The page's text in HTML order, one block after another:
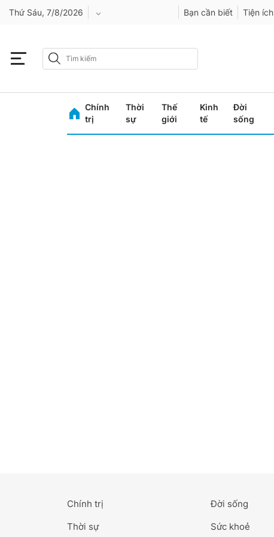
Thứ Sáu, 7/8/2026
Bình Phước
Đắk Lắk
Bạn cần biết Tiện ích
Chính
trị
Thời
sự
Thế
giới
Kinh
tế
Đời
sống
Chính trị
Thời sự
Đời sống
Sức khoẻ